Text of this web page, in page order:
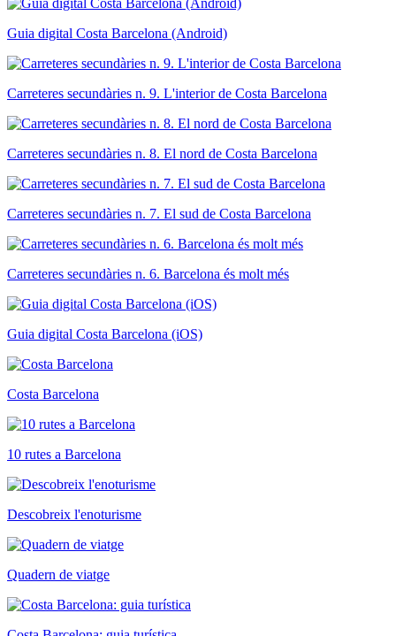
Guia digital Costa Barcelona (Android)
Carreteres secundàries n. 9. L'interior de Costa Barcelona
Carreteres secundàries n. 8. El nord de Costa Barcelona
Carreteres secundàries n. 7. El sud de Costa Barcelona
Carreteres secundàries n. 6. Barcelona és molt més
Guia digital Costa Barcelona (iOS)
Costa Barcelona
10 rutes a Barcelona
Descobreix l'enoturisme
Quadern de viatge